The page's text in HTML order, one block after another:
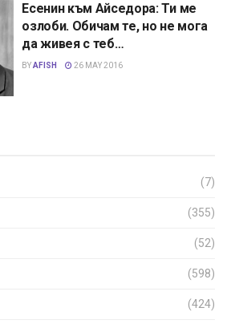
Eсенин към Айседора: Ти ме
озлоби. Обичам те, но не мога
да живея с теб…
BYAFISH 26 MAY 2016
(7)
(355)
(52)
(598)
(424)